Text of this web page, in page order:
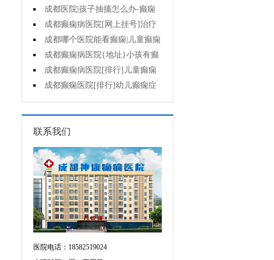
度公布」丙戊酸钠常见的不良反应
有哪些?
成都医院|孩子抽搐怎么办-癫痫
症状是什么样的?
成都癫痫病医院[网上挂号]治疗
癫痫的价格是多少?
成都哪个医院能看癫痫|儿童癫痫
危害多大?
成都癫痫病医院{地址}小孩有癫
痫样发作怎么办?
成都癫痫病医院[排行]儿童癫痫
会有智力障碍吗?
成都癫痫医院[排行]幼儿癫痫症
状是什么?
联系我们
医院电话：18582519024